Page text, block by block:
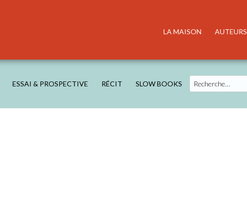
LA MAISON AUTEURS
ESSAI & PROSPECTIVE RÉCIT SLOW BOOKS
Search